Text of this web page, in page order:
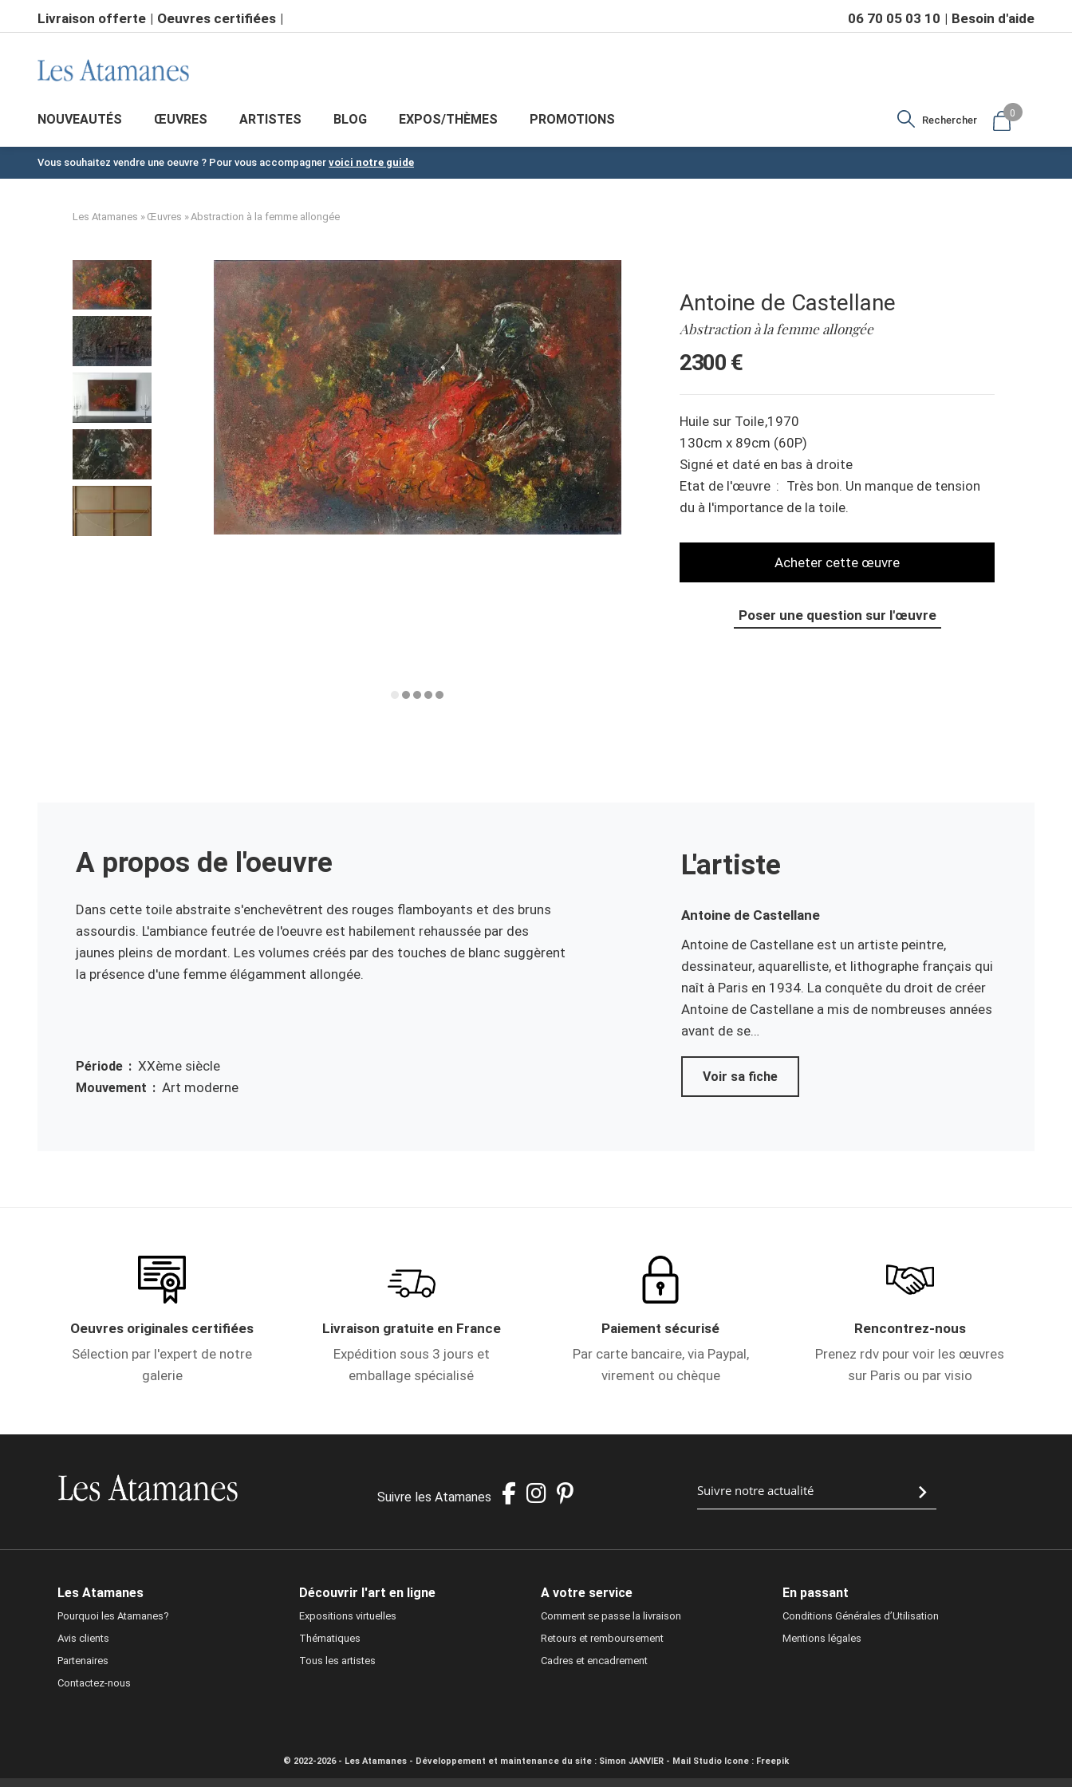
au
principal
Livraison offerte Oeuvres certifiées 06 70 05 03 10 Besoin d'aide
NOUVEAUTÉS ŒUVRES ARTISTES BLOG EXPOS/THÈMES PROMOTIONS Rechercher
0
Vous souhaitez vendre une oeuvre ? Pour vous accompagner voici notre guide
Les Atamanes Œuvres Abstraction à la femme allongée
Antoine de Castellane
Abstraction à la femme allongée
2300 €
Huile sur Toile 1970
130cm x 89cm (60P)
Signé et daté en bas à droite
Etat de l'œuvre
Très bon. Un manque de tension
du à l'importance de la toile.
Poser une question sur l'œuvre
A propos de l'oeuvre
Dans cette toile abstraite s'enchevêtrent des rouges flamboyants et des bruns
assourdis. L'ambiance feutrée de l'oeuvre est habilement rehaussée par des
jaunes pleins de mordant. Les volumes créés par des touches de blanc suggèrent
la présence d'une femme élégamment allongée.
Période XXème siècle
Mouvement Art moderne
L'artiste
Antoine de Castellane
Antoine de Castellane est un artiste peintre,
dessinateur, aquarelliste, et lithographe français qui
naît à Paris en 1934. La conquête du droit de créer
Antoine de Castellane a mis de nombreuses années
avant de se…
Voir sa fiche
Oeuvres originales certifiées
Sélection par l'expert de notre
galerie
Livraison gratuite en France
Expédition sous 3 jours et
emballage spécialisé
Paiement sécurisé
Par carte bancaire, via Paypal,
virement ou chèque
Rencontrez-nous
Prenez rdv pour voir les œuvres
sur Paris ou par visio
Suivre les Atamanes
Les Atamanes
Pourquoi les Atamanes?
Avis clients
Partenaires
Contactez-nous
Découvrir l'art en ligne
Expositions virtuelles
Thématiques
Tous les artistes
A votre service
Comment se passe la livraison
Retours et remboursement
Cadres et encadrement
En passant
Conditions Générales d’Utilisation
Mentions légales
© 2022-2026 - Les Atamanes - Développement et maintenance du site : Simon JANVIER - Mail Studio Icone : Freepik